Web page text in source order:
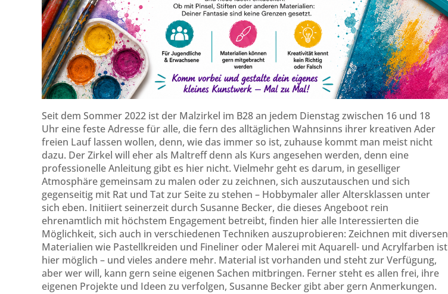
Seit dem Sommer 2022 ist der Malzirkel im B28 an jedem Dienstag zwischen 16 und 18
Uhr eine feste Adresse für alle, die fern des alltäglichen Wahnsinns ihrer kreativen Ader
freien Lauf lassen wollen, denn, wie das immer so ist, zuhause kommt man meist nicht
dazu. Der Zirkel will eher als Maltreff denn als Kurs angesehen werden, denn eine
professionelle Anleitung gibt es hier nicht. Vielmehr geht es darum, in geselliger
Atmosphäre gemeinsam zu malen oder zu zeichnen, sich auszutauschen und sich
gegenseitig mit Rat und Tat zur Seite zu stehen – Hobbymaler aller Altersklassen unter
sich eben. Initiiert seinerzeit durch Susanne Becker, die dieses Angeboot rein
ehrenamtlich mit höchstem Engagement betreibt, finden hier alle Interessierten die
Möglichkeit, sich auch in verschiedenen Techniken auszuprobieren: Zeichnen mit diversen
Materialien wie Pastellkreiden und Fineliner oder Malerei mit Aquarell- und Acrylfarben ist
hier möglich – und vieles andere mehr. Material ist vorhanden und steht zur Verfügung,
aber wer will, kann gern seine eigenen Sachen mitbringen. Ferner steht es allen frei, ihre
eigenen Projekte und Ideen zu verfolgen, Susanne Becker gibt aber gern Anmerkungen.